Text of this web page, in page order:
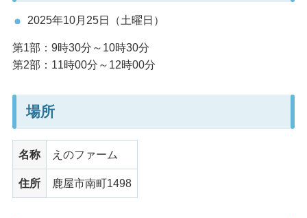
2025年10月25日（土曜日）
第1部：9時30分～10時30分
第2部：11時00分～12時00分
場所
名称 えのファーム
住所 鹿屋市南町1498